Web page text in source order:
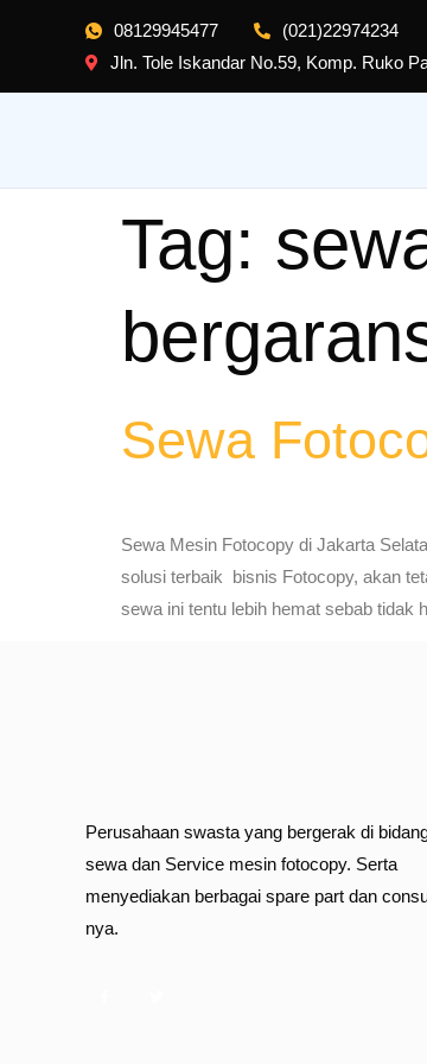
08129945477
(021)22974234
Jln. Tole Iskandar No.59, Komp. Ruko
Tag:
Sewa
Sewa Mesin Fotocopy di Jakarta
solusi terbaik bisnis Fotocopy, akan
sewa ini tentu lebih hemat sebab
Perusahaan swasta yang bergerak di
sewa dan Service mesin fotocopy. Serta
menyediakan berbagai spare part dan
nya.